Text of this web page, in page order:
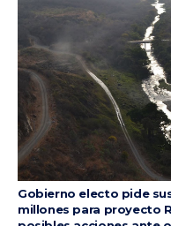
Gobierno electo pide
millones para proyecto